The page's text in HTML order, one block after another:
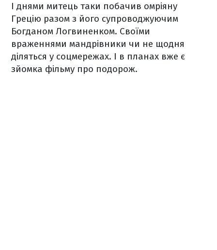
І днями митець таки побачив омріяну
Грецію разом з його супроводжуючим
Богданом Логвиненком. Своїми
враженнями мандрівники чи не щодня
діляться у соцмережах. І в планах вже є
зйомка фільму про подорож.